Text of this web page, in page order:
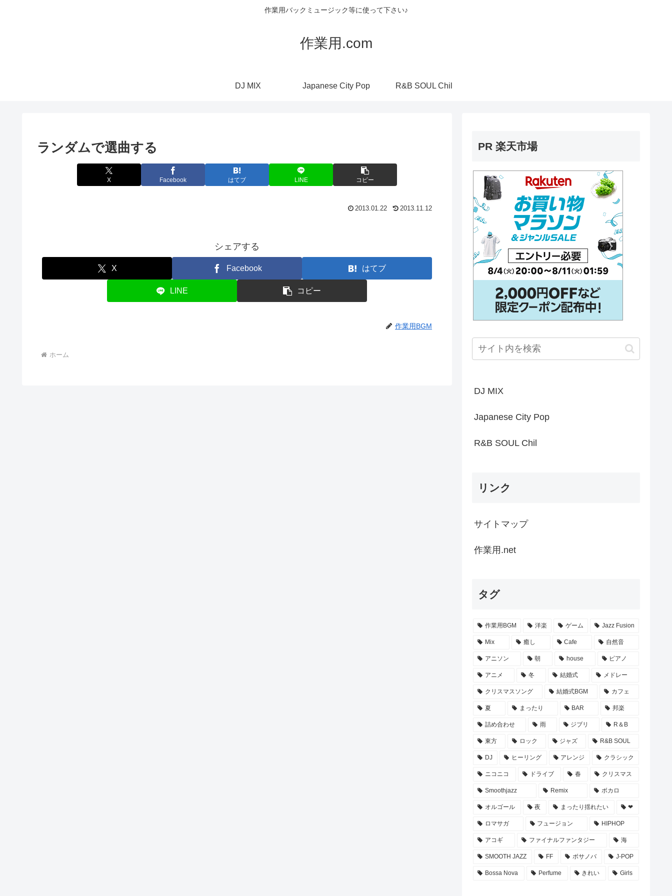
作業用バックミュージック等に使って下さい♪
作業用.com
DJ MIX Japanese City Pop R&B SOUL Chil
ランダムで選曲する
X Facebook はてブ LINE コピー
2013.01.22 2013.11.12
シェアする
X Facebook はてブ
LINE コピー
作業用BGM
ホーム
PR 楽天市場
DJ MIX
Japanese City Pop
R&B SOUL Chil
リンク
サイトマップ
作業用.net
タグ
作業用BGM 洋楽 ゲーム Jazz Fusion
Mix 癒し Cafe 自然音
アニソン 朝 house ピアノ
アニメ 冬 結婚式 メドレー
クリスマスソング 結婚式BGM カフェ
夏 まったり BAR 邦楽
詰め合わせ 雨 ジブリ R＆B
東方 ロック ジャズ R&B SOUL
DJ ヒーリング アレンジ クラシック
ニコニコ ドライブ 春 クリスマス
Smoothjazz Remix ボカロ
オルゴール 夜 まったり揺れたい ❤
ロマサガ フュージョン HIPHOP
アコギ ファイナルファンタジー 海
SMOOTH JAZZ FF ボサノバ J-POP
Bossa Nova Perfume きれい Girls